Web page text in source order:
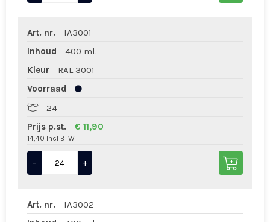
Art. nr.
IA3001
Inhoud
400 ml.
Kleur
RAL 3001
Voorraad
24
Prijs p.st.
€ 11,90
14,40 Incl BTW
- +
Art. nr.
IA3002